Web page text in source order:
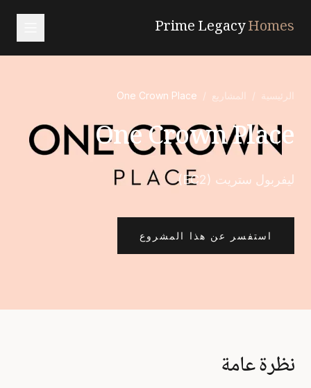
Prime LegacyHomes
الخدمات
المناطق
من نحن
تواصل معنا
الرئيسية / المشاريع /
One Crown Place
One Crown Place
ليفربول ستريت (EC2)
استفسر عن هذا المشروع
نظرة عامة